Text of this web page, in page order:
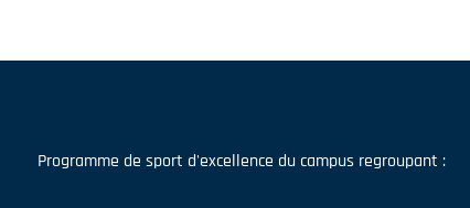
Programme de sport d'excellence du campus regroupant :